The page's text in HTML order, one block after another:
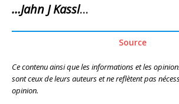
…Jahn J Kassl…
Source
Ce contenu ainsi que les informations et les
sont ceux de leurs auteurs et ne reflètent pas
opinion.